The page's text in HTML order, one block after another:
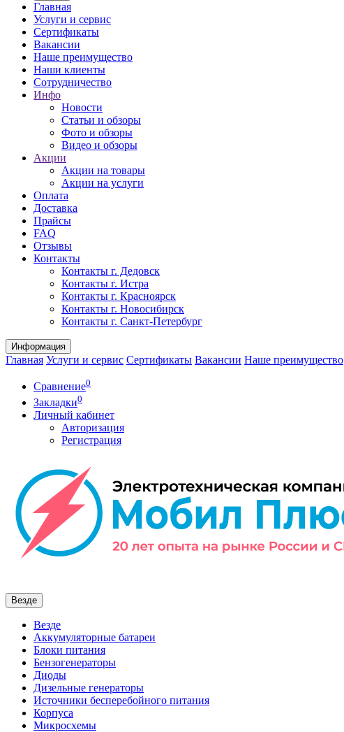
Главная
Услуги и сервис
Сертификаты
Вакансии
Наше преимущество
Наши клиенты
Сотрудничество
Инфо
Новости
Статьи и обзоры
Фото и обзоры
Видео и обзоры
Акции
Акции на товары
Акции на услуги
Оплата
Доставка
Прайсы
FAQ
Отзывы
Контакты
Контакты г. Дедовск
Контакты г. Истра
Контакты г. Красноярск
Контакты г. Новосибирск
Контакты г. Санкт-Петербург
Информация
Главная Услуги и сервис Сертификаты Вакансии Наше преимущество
Сравнение0
Закладки0
Личный кабинет
Авторизация
Регистрация
Везде
Везде
Аккумуляторные батареи
Блоки питания
Бензогенераторы
Диоды
Дизельные генераторы
Источники бесперебойного питания
Корпуса
Микросхемы